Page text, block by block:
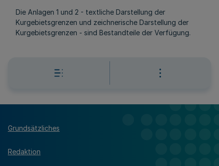
Die Anlagen 1 und 2 - textliche Darstellung der
Kurgebietsgrenzen und zeichnerische Darstellung der
Kurgebietsgrenzen - sind Bestandteile der Verfügung.
Grundsätzliches
Redaktion